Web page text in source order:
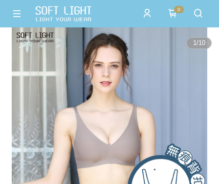
0
1/10